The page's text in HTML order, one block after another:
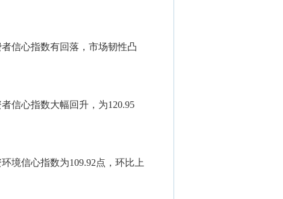
信心指数有回落，市场韧性凸
信心指数大幅回升，为120.95
境信心指数为109.92点，环比上